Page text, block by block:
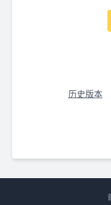
历史版本